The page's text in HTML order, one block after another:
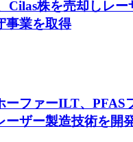
Cilas株を売却しレー
事業を取得
ーファーILT、PFAS
ーザー製造技術を開